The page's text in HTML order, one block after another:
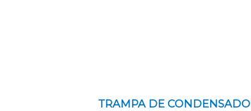
TRAMPA DE CONDENSADO